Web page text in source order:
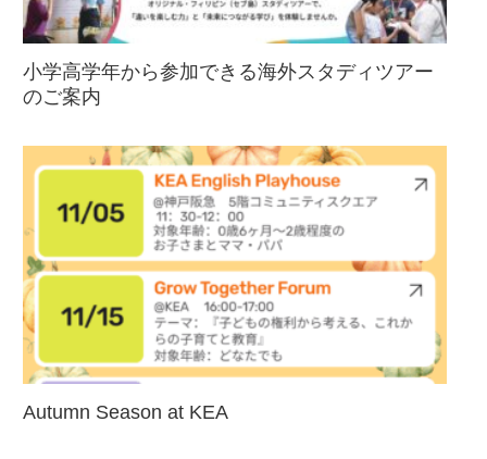
小学高学年から参加できる海外スタディツアー
のご案内
Autumn Season at KEA